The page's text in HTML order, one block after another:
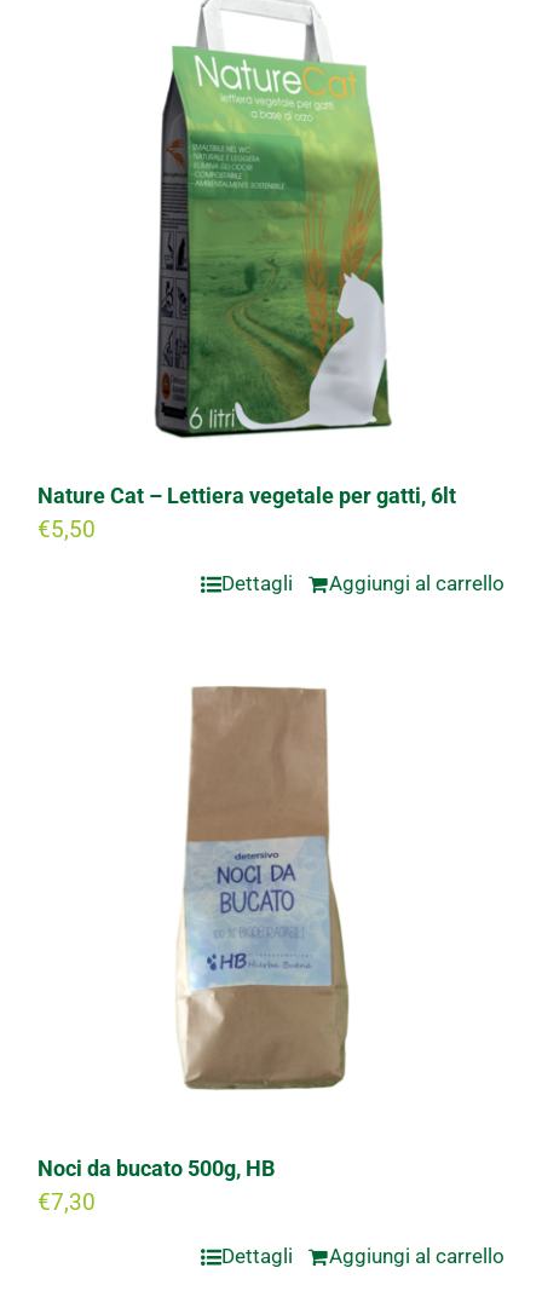
Nature Cat – Lettiera vegetale per gatti, 6lt
€5,50
Aggiungi al carrello
Dettagli
Noci da bucato 500g, HB
€7,30
Aggiungi al carrello
Dettagli